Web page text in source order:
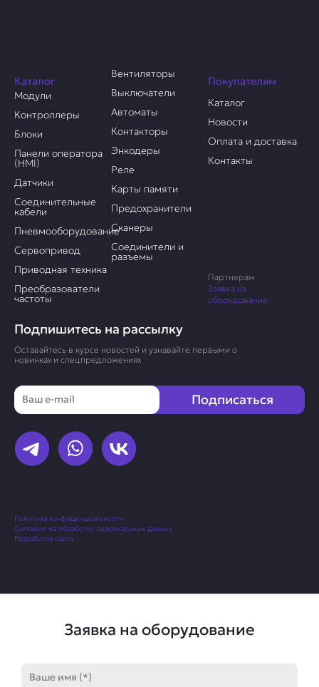
Подпишитесь на рассылку
Оставайтесь в курсе новостей и узнавайте первыми о
новинках и спецпредложениях
Email
Подписаться
Политика конфиденциальности
Согласие на обработку персональных данных
Разработка сайта
Каталог
Модули
Контроллеры
Блоки
Панели оператора
(HMI)
Датчики
Соединительные
кабели
Пневмооборудование
Сервопривод
Приводная техника
Преобразователи
частоты
Вентиляторы
Выключатели
Автоматы
Контакторы
Энкодеры
Реле
Карты памяти
Предохранители
Сканеры
Соединители и
разъемы
Покупателям
Каталог
Новости
Оплата и доставка
Контакты
Партнерам
Заявка на
оборудование
Заявка на оборудование